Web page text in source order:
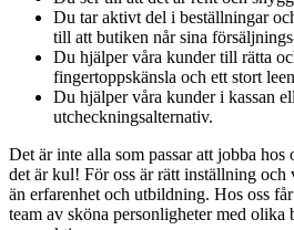
Du tar aktivt del i beställningar
till att butiken når sina
Du hjälper våra kunder till rätta
fingertoppskänsla och ett stort
Du hjälper våra kunder i kassan
utcheckningsalternativ.
Det är inte alla som passar att jobba hos
det är kul! För oss är rätt inställning
än erfarenhet och utbildning. Hos oss
team av sköna personligheter med olika